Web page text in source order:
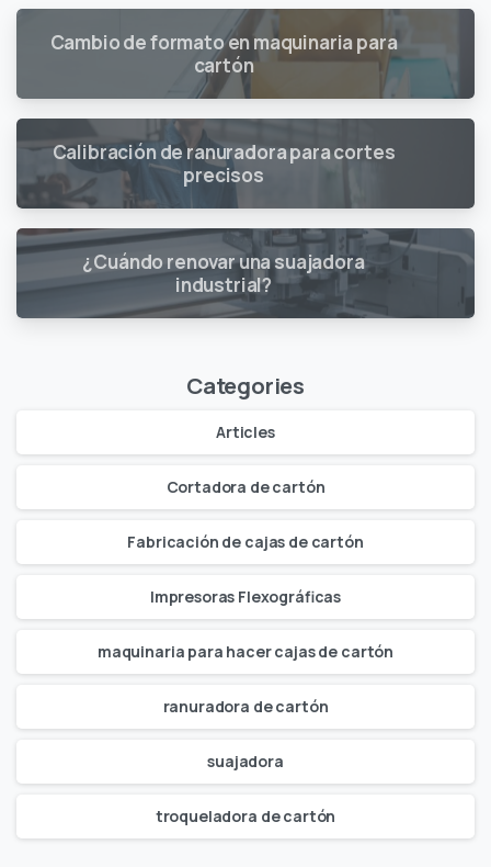
Cambio de formato en maquinaria para
cartón
Calibración de ranuradora para cortes
precisos
¿Cuándo renovar una suajadora
industrial?
Categories
Articles
Cortadora de cartón
Fabricación de cajas de cartón
Impresoras Flexográficas
maquinaria para hacer cajas de cartón
ranuradora de cartón
suajadora
troqueladora de cartón